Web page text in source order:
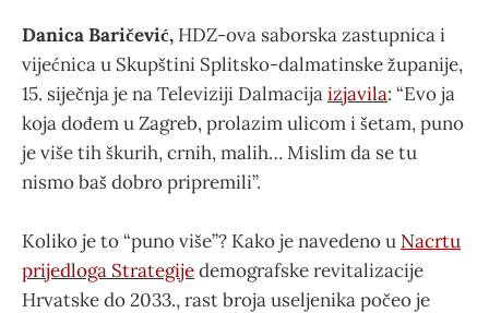
Danica Baričević, HDZ-ova saborska zastupnica i
vijećnica u Skupštini Splitsko-dalmatinske županije,
15. siječnja je na Televiziji Dalmacijaizjavila: “Evo ja
koja dođem u Zagreb, prolazim ulicom i šetam, puno
je više tih škurih, crnih, malih… Mislim da se tu
nismo baš dobro pripremili”.
Koliko je to “puno više”? Kako je navedeno u Nacrtu
prijedloga Strategijedemografske revitalizacije
Hrvatske do 2033., rast broja useljenika počeo je